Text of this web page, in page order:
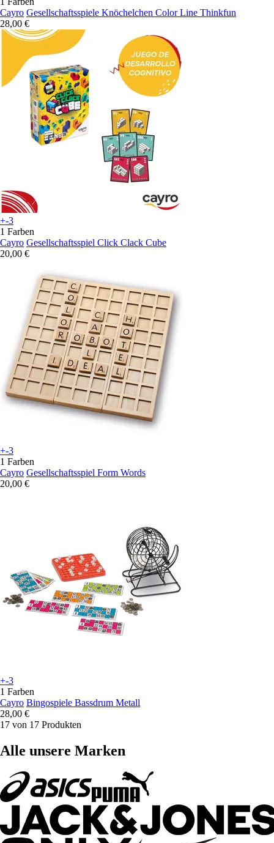
Cayro Gesellschaftsspiele Knöchelchen Color Line Thinkfun
28,00 €
+-3
1 Farben
Cayro Gesellschaftsspiel Click Clack Cube
20,00 €
+-3
1 Farben
Cayro Gesellschaftsspiel Form Words
20,00 €
+-3
1 Farben
Cayro Bingospiele Bassdrum Metall
28,00 €
17 von 17 Produkten
Alle unsere Marken